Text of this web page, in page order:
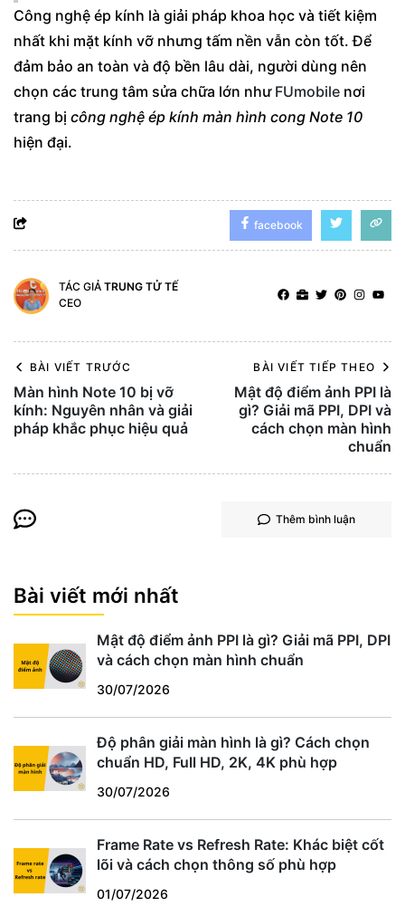
Công nghệ ép kính là giải pháp khoa học và tiết kiệm
nhất khi mặt kính vỡ nhưng tấm nền vẫn còn tốt. Để
đảm bảo an toàn và độ bền lâu dài, người dùng nên
chọn các trung tâm sửa chữa lớn như FUmobile nơi
trang bị công nghệ ép kính màn hình cong Note 10
hiện đại.
facebook
TÁC GIẢ TRUNG TỬ TẾ
CEO
BÀI VIẾT TRƯỚC
Màn hình Note 10 bị vỡ
kính: Nguyên nhân và giải
pháp khắc phục hiệu quả
BÀI VIẾT TIẾP THEO
Mật độ điểm ảnh PPI là
gì? Giải mã PPI, DPI và
cách chọn màn hình
chuẩn
Thêm bình luận
Bài viết mới nhất
Mật độ điểm ảnh PPI là gì? Giải mã PPI, DPI
và cách chọn màn hình chuẩn
30/07/2026
Độ phân giải màn hình là gì? Cách chọn
chuẩn HD, Full HD, 2K, 4K phù hợp
30/07/2026
Frame Rate vs Refresh Rate: Khác biệt cốt
lõi và cách chọn thông số phù hợp
01/07/2026